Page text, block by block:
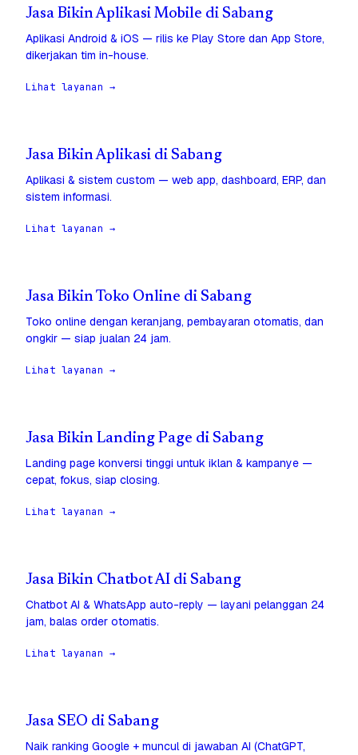
Jasa Bikin Aplikasi Mobile di Sabang
Aplikasi Android & iOS — rilis ke Play Store dan App Store,
dikerjakan tim in-house.
Lihat layanan →
Jasa Bikin Aplikasi di Sabang
Aplikasi & sistem custom — web app, dashboard, ERP, dan
sistem informasi.
Lihat layanan →
Jasa Bikin Toko Online di Sabang
Toko online dengan keranjang, pembayaran otomatis, dan
ongkir — siap jualan 24 jam.
Lihat layanan →
Jasa Bikin Landing Page di Sabang
Landing page konversi tinggi untuk iklan & kampanye —
cepat, fokus, siap closing.
Lihat layanan →
Jasa Bikin Chatbot AI di Sabang
Chatbot AI & WhatsApp auto-reply — layani pelanggan 24
jam, balas order otomatis.
Lihat layanan →
Jasa SEO di Sabang
Naik ranking Google + muncul di jawaban AI (ChatGPT,